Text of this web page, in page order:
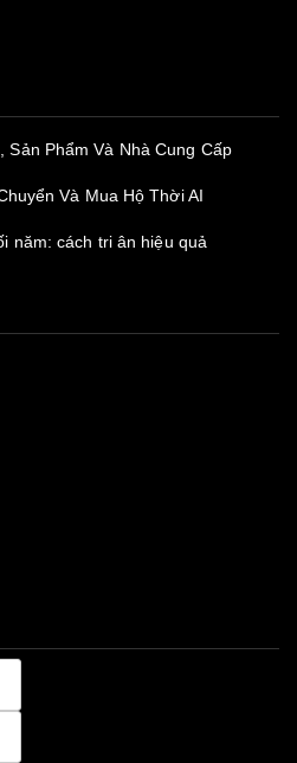
Sản Phẩm Và Nhà Cung Cấp
Và Mua Hộ Thời AI
năm: cách tri ân hiệu quả